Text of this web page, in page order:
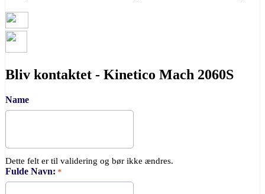
Bliv kontaktet - Kinetico Mach 2060S
Name
Dette felt er til validering og bør ikke ændres.
Fulde Navn: *